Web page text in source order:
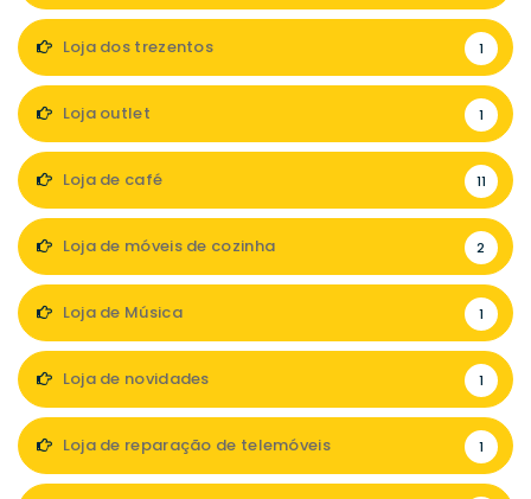
Loja dos trezentos 1
Loja outlet 1
Loja de café 11
Loja de móveis de cozinha 2
Loja de Música 1
Loja de novidades 1
Loja de reparação de telemóveis 1